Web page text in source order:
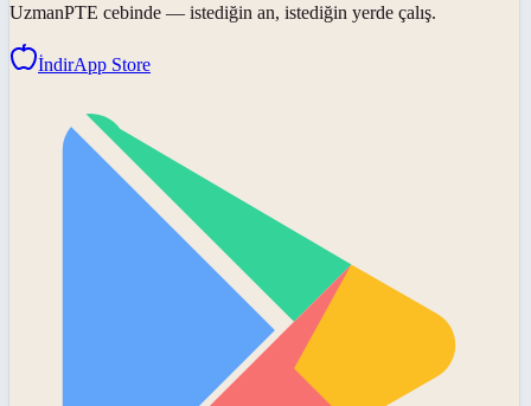
UzmanPTE cebinde — istediğin an, istediğin yerde çalış.
İndirApp Store